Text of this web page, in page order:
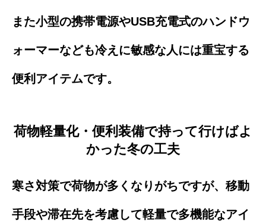
また小型の携帯電源やUSB充電式のハンドウ
ォーマーなども冷えに敏感な人には重宝する
便利アイテムです。
荷物軽量化・便利装備で持って行けばよ
かった冬の工夫
寒さ対策で荷物が多くなりがちですが、移動
手段や滞在先を考慮して軽量で多機能なアイ